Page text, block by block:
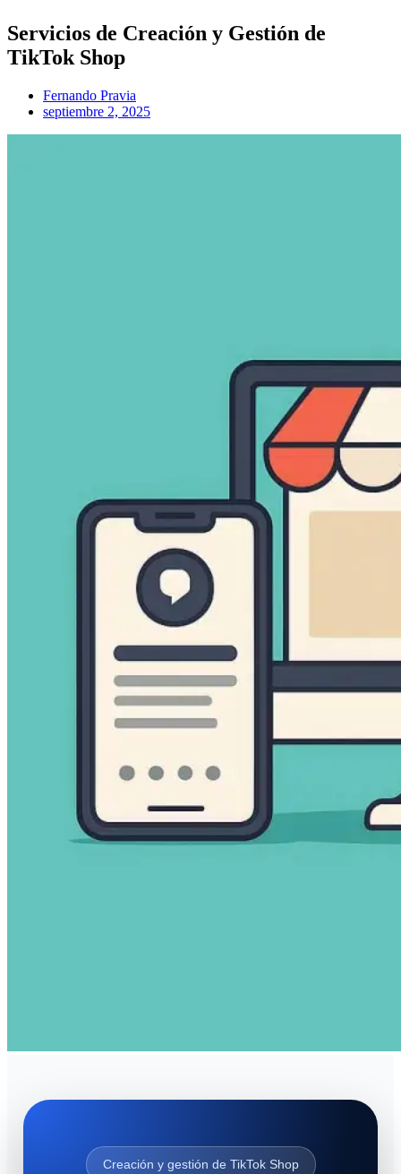
Servicios de Creación y Gestión de
TikTok Shop
Fernando Pravia
septiembre 2, 2025
Creación y gestión de TikTok Shop